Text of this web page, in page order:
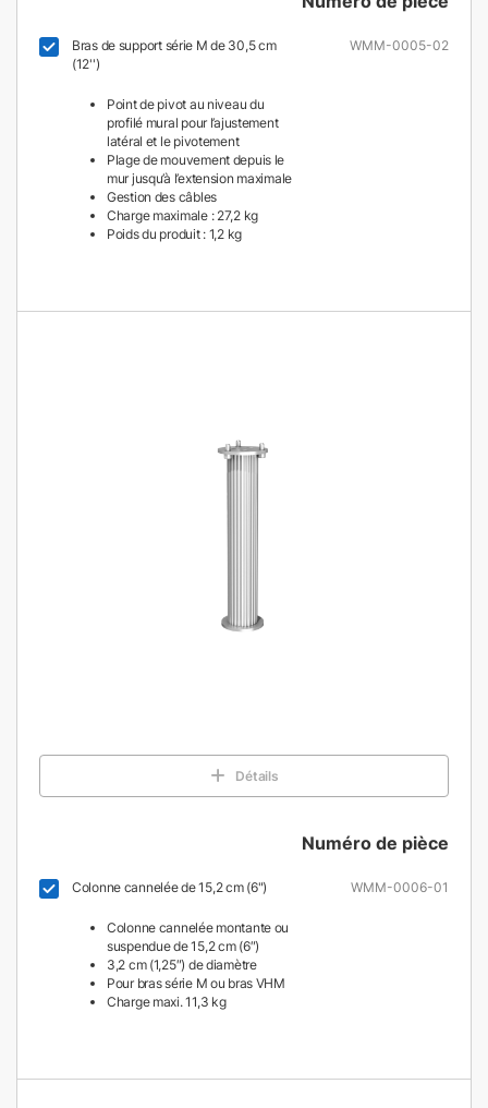
Bras de support série M de 30,5 cm
(12'')
Point de pivot au niveau du
profilé mural pour l’ajustement
latéral et le pivotement
Plage de mouvement depuis le
mur jusqu’à l’extension maximale
Gestion des câbles
Charge maximale : 27,2 kg
Poids du produit : 1,2 kg
WMM-0005-02
Détails
Numéro de pièce
Colonne cannelée de 15,2 cm (6")
Colonne cannelée montante ou
suspendue de 15,2 cm (6″)
3,2 cm (1,25″) de diamètre
Pour bras série M ou bras VHM
Charge maxi. 11,3 kg
WMM-0006-01